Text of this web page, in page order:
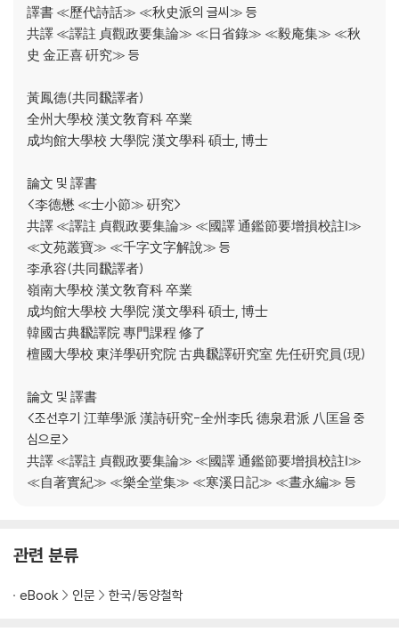
譯書 ≪歷代詩話≫ ≪秋史派의 글씨≫ 등
共譯 ≪譯註 貞觀政要集論≫ ≪日省錄≫ ≪毅庵集≫ ≪秋
史 金正喜 硏究≫ 등
黃鳳德(共同飜譯者)
全州大學校 漢文敎育科 卒業
成均館大學校 大學院 漢文學科 碩士, 博士
論文 및 譯書
<李德懋 ≪士小節≫ 硏究>
共譯 ≪譯註 貞觀政要集論≫ ≪國譯 通鑑節要增損校註Ⅰ≫
≪文苑叢寶≫ ≪千字文字解說≫ 등
李承容(共同飜譯者)
嶺南大學校 漢文敎育科 卒業
成均館大學校 大學院 漢文學科 碩士, 博士
韓國古典飜譯院 專門課程 修了
檀國大學校 東洋學硏究院 古典飜譯硏究室 先任硏究員(現)
論文 및 譯書
<조선후기 江華學派 漢詩硏究-全州李氏 德泉君派 八匡을 중
심으로>
共譯 ≪譯註 貞觀政要集論≫ ≪國譯 通鑑節要增損校註Ⅰ≫
≪自著實紀≫ ≪樂全堂集≫ ≪寒溪日記≫ ≪晝永編≫ 등
관련 분류
eBook 인문 한국/동양철학